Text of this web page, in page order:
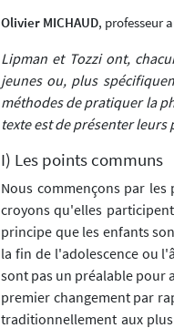
Olivier MICHAUD, professeur
Lipman et Tozzi ont,
jeunes ou, plus
méthodes de pratiquer la
texte est de présenter
I) Les points communs
Nous commençons par
croyons qu'elles
principe que les enfants
la fin de l'adolescence ou
sont pas un préalable pour
premier changement par
traditionnellement aux